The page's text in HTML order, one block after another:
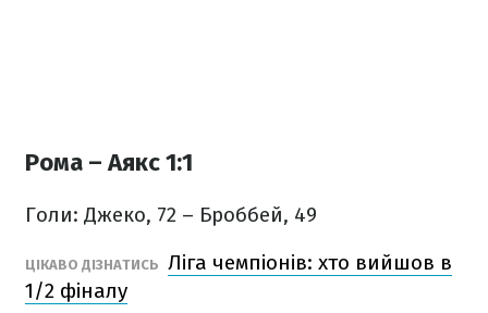
Рома – Аякс 1:1
Голи: Джеко, 72 – Броббей, 49
ЦІКАВО ДІЗНАТИСЬ Ліга чемпіонів: хто вийшов в
1/2 фіналу